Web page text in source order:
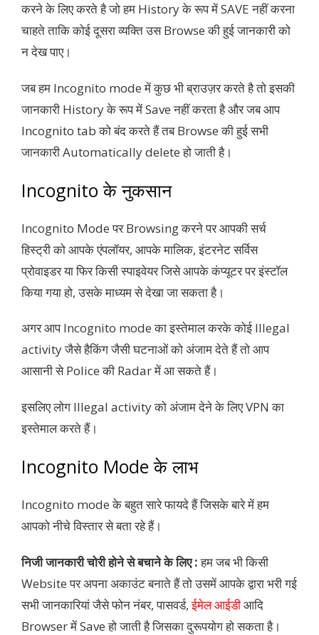
करने के लिए करते है जो हम History के रूप में SAVE नहीं करना
चाहते ताकि कोई दूसरा व्यक्ति उस Browse की हुई जानकारी को
न देख पाए।
जब हम Incognito mode में कुछ भी ब्राउज़र करते है तो इसकी
जानकारी History के रूप में Save नहीं करता है और जब आप
Incognito tab को बंद करते हैं तब Browse की हुई सभी
जानकारी Automatically delete हो जाती है।
Incognito के नुकसान
Incognito Mode पर Browsing करने पर आपकी सर्च
हिस्ट्री को आपके एंपलॉयर, आपके मालिक, इंटरनेट सर्विस
प्रोवाइडर या फिर किसी स्पाइवेयर जिसे आपके कंप्यूटर पर इंस्टॉल
किया गया हो, उसके माध्यम से देखा जा सकता है।
अगर आप Incognito mode का इस्तेमाल करके कोई Illegal
activity जैसे हैकिंग जैसी घटनाओं को अंजाम देते हैं तो आप
आसानी से Police की Radar में आ सकते हैं।
इसलिए लोग Illegal activity को अंजाम देने के लिए VPN का
इस्तेमाल करते हैं।
Incognito Mode के लाभ
Incognito mode के बहुत सारे फायदे हैं जिसके बारे में हम
आपको नीचे विस्तार से बता रहे हैं।
निजी जानकारी चोरी होने से बचाने के लिए :हम जब भी किसी
Website पर अपना अकाउंट बनाते हैं तो उसमें आपके द्वारा भरी गई
सभी जानकारियां जैसे फोन नंबर, पासवर्ड,ईमेल आईडीआदि
Browser में Save हो जाती है जिसका दुरूपयोग हो सकता है।